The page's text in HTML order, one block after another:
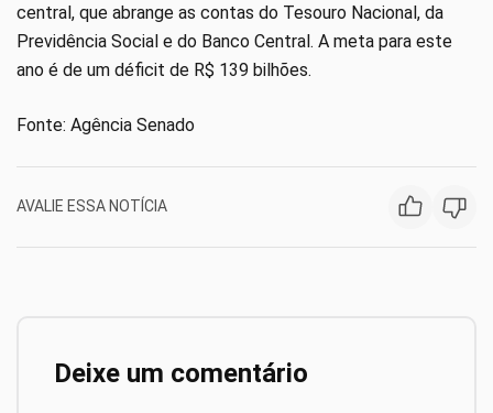
central, que abrange as contas do Tesouro Nacional, da
Previdência Social e do Banco Central. A meta para este
ano é de um déficit de R$ 139 bilhões.
Fonte: Agência Senado
AVALIE ESSA NOTÍCIA
Deixe um comentário